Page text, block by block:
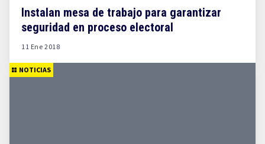
Instalan mesa de trabajo para garantizar
seguridad en proceso electoral
11 Ene 2018
NOTICIAS